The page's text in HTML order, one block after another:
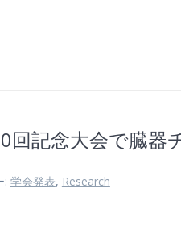
回記念大会で臓器
: 学会発表, Research